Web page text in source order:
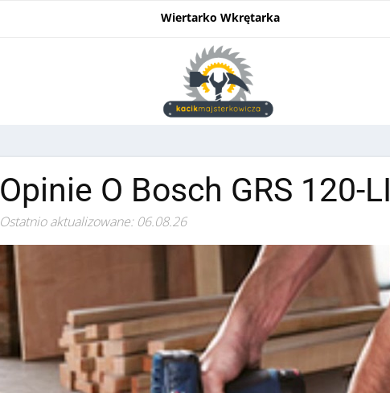
Wiertarko Wkrętarka
Opinie O Bosch GRS 120-LI
Ostatnio aktualizowane: 06.08.26